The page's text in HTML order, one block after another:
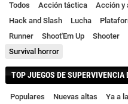
Todos Acción táctica Acción y
Hack and Slash
Lucha
Runner
Shoot'Em Up Shooter
Survival horror
TOP JUEGOS DE SUPERVIVENCIA
Populares Nuevas altas Ya a